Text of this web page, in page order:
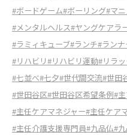
#ボードゲーム#ボーリング#マ
#メンタルヘルス#ヤングケアラ
#ラミィキューブ#ランチ#ラン
#リハビリ#リハビリ運動#リラ
#七並べ#七夕#世代間交流#世田
#世田谷区#世田谷区希望条例#
#主任ケアマネジャー#主任ケア
#主任介護支援専門員#九品仏#